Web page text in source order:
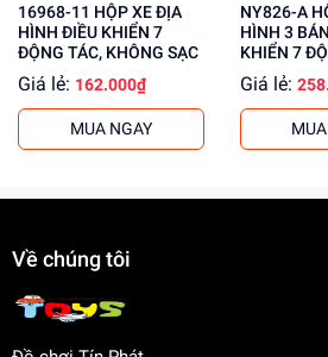
Tăng cường sự tự tin và khám
Mua ngay tạidochoitinphat.com ,
cho khách buôn. Liên hệ ngay để
16968-11 HỘP XE ĐỊA
HÌNH ĐIỀU KHIỂN 7
ĐỘNG TÁC, KHÔNG SẠC
Giá lẻ: 162.000₫
MUA NGAY
NY826-A HỘP XE ĐỊA
HÌNH 3
KHIỂN 7
SẠC
Giá lẻ:
Về chúng tôi